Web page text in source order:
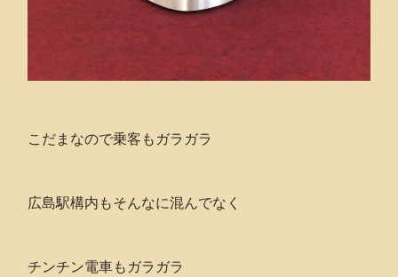
こだまなので乗客もガラガラ
広島駅構内もそんなに混んでなく
チンチン電車もガラガラ